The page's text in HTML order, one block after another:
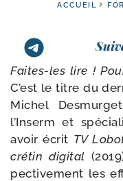
ACCUEIL
Faites-​les lire !
C’est le titre du
Michel
l’Inserm et
avoir écrit TV
cré­tin digi­tal
pec­ti­ve­ment les